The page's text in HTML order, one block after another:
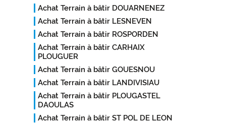
Achat Terrain à bâtir DOUARNENEZ
Achat Terrain à bâtir LESNEVEN
Achat Terrain à bâtir ROSPORDEN
Achat Terrain à bâtir CARHAIX
PLOUGUER
Achat Terrain à bâtir GOUESNOU
Achat Terrain à bâtir LANDIVISIAU
Achat Terrain à bâtir PLOUGASTEL
DAOULAS
Achat Terrain à bâtir ST POL DE LEON